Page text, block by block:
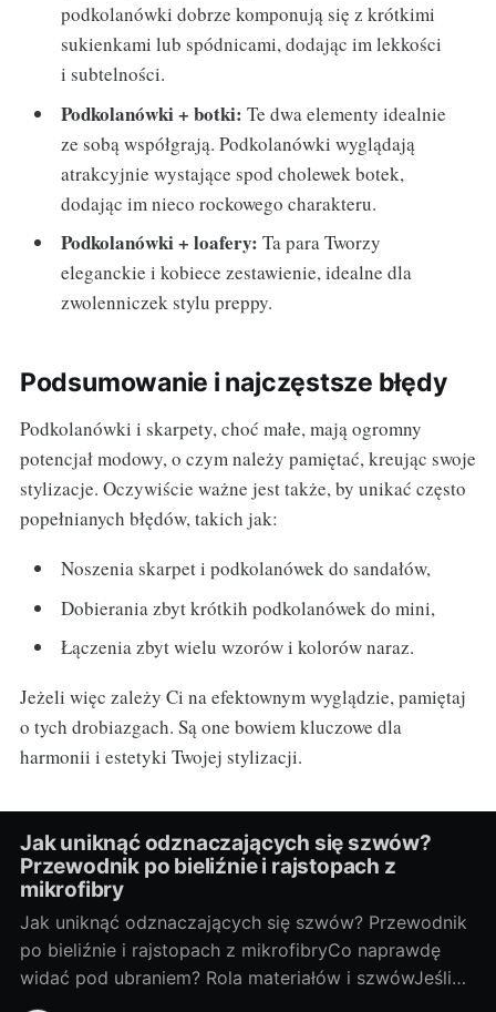
podkolanówki dobrze komponują się z krótkimi
sukienkami lub spódnicami, dodając im lekkości
i subtelności.
Podkolanówki + botki:Te dwa elementy idealnie
ze sobą współgrają. Podkolanówki wyglądają
atrakcyjnie wystające spod cholewek botek,
dodając im nieco rockowego charakteru.
Podkolanówki + loafery:Ta para Tworzy
eleganckie i kobiece zestawienie, idealne dla
zwolenniczek stylu preppy.
Podsumowanie i najczęstsze błędy
Podkolanówki i skarpety, choć małe, mają ogromny
potencjał modowy, o czym należy pamiętać, kreując swoje
stylizacje. Oczywiście ważne jest także, by unikać często
popełnianych błędów, takich jak:
Noszenia skarpet i podkolanówek do sandałów,
Dobierania zbyt krótkih podkolanówek do mini,
Łączenia zbyt wielu wzorów i kolorów naraz.
Jeżeli więc zależy Ci na efektownym wyglądzie, pamiętaj
o tych drobiazgach. Są one bowiem kluczowe dla
harmonii i estetyki Twojej stylizacji.
Jak uniknąć odznaczających się szwów?
Przewodnik po bieliźnie i rajstopach z
mikrofibry
Jak uniknąć odznaczających się szwów? Przewodnik
po bieliźnie i rajstopach z mikrofibryCo naprawdę
widać pod ubraniem? Rola materiałów i szwówJeśli
coś „odcina” się pod sukienką, winny rzadko jest